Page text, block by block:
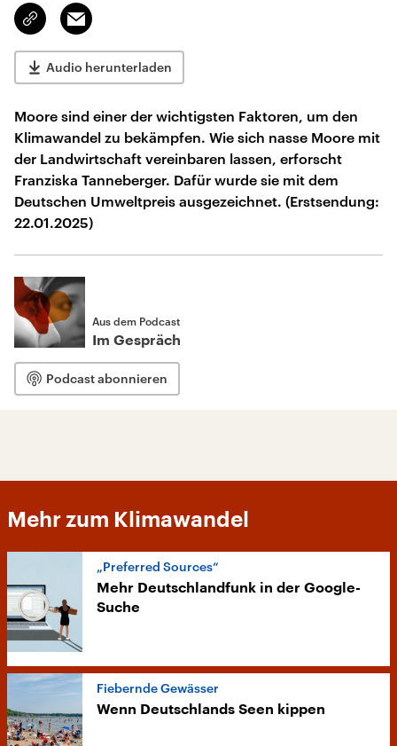
Link
kopieren/teilen
Email
Audio herunterladen
Moore sind einer der wichtigsten Faktoren, um den
Klimawandel zu bekämpfen. Wie sich nasse Moore mit
der Landwirtschaft vereinbaren lassen, erforscht
Franziska Tanneberger. Dafür wurde sie mit dem
Deutschen Umweltpreis ausgezeichnet. (Erstsendung:
22.01.2025)
Aus dem Podcast
Im Gespräch
Podcast abonnieren
Mehr zum Klimawandel
„Preferred Sources“
Mehr Deutschlandfunk in der Google-
Suche
Fiebernde Gewässer
Wenn Deutschlands Seen kippen